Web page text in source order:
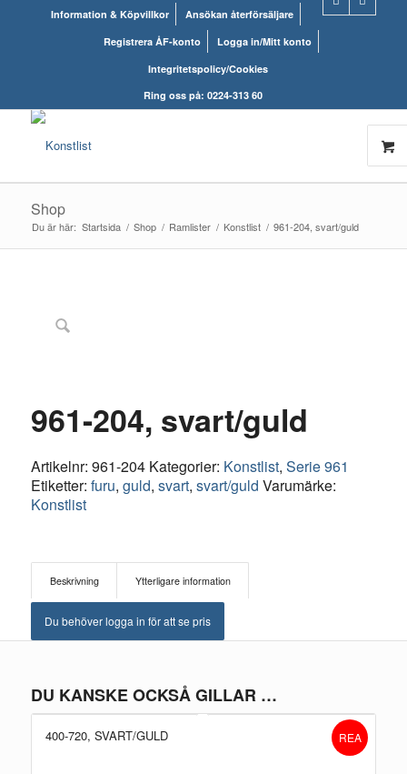
Information & Köpvillkor
Ansökan återförsäljare
Registrera ÅF-konto
Logga in/Mitt konto
Integritetspolicy/Cookies
Ring oss på: 0224-313 60
Shop
Du är här: Startsida / Shop / Ramlister / Konstlist / 961-204, svart/guld
961-204, svart/guld
Artikelnr: 961-204 Kategorier: Konstlist, Serie 961
Etiketter: furu, guld, svart, svart/guld Varumärke:
Konstlist
Beskrivning Ytterligare information
Du behöver logga in för att se pris
DU KANSKE OCKSÅ GILLAR …
400-720, SVART/GULD REA